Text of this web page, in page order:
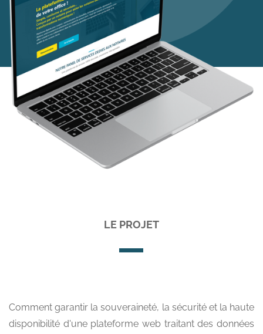
LE PROJET
Comment garantir la souveraineté, la sécurité et la haute
disponibilité d'une plateforme web traitant des données